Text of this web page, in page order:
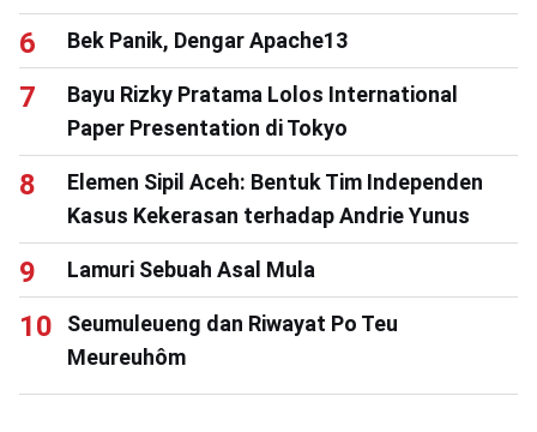
Bek Panik, Dengar Apache13
Bayu Rizky Pratama Lolos International
Paper Presentation di Tokyo
Elemen Sipil Aceh: Bentuk Tim Independen
Kasus Kekerasan terhadap Andrie Yunus
Lamuri Sebuah Asal Mula
Seumuleueng dan Riwayat Po Teu
Meureuhôm